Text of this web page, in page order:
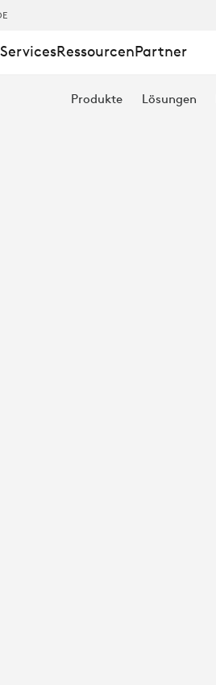
RessourcenPartner
Produkte Lösungen